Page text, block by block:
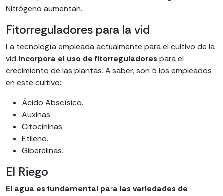
Nitrógeno aumentan.
Fitorreguladores para la vid
La tecnología empleada actualmente para el cultivo de la
vid incorpora el uso de fitorreguladores para el
crecimiento de las plantas. A saber, son 5 los empleados
en este cultivo:
Ácido Abscísico.
Auxinas.
Citocininas.
Etileno.
Giberelinas.
El Riego
El agua es fundamental para las variedades de